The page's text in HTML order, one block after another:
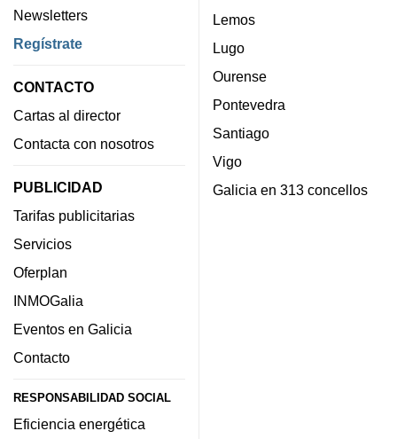
Newsletters
Regístrate
CONTACTO
Cartas al director
Contacta con nosotros
PUBLICIDAD
Tarifas publicitarias
Servicios
Oferplan
INMOGalia
Eventos en Galicia
Contacto
RESPONSABILIDAD SOCIAL
Eficiencia energética
Lemos
Lugo
Ourense
Pontevedra
Santiago
Vigo
Galicia en 313 concellos